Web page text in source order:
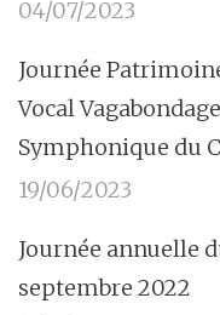
04/07/2023
Journée
Vocal
Symphonique du
19/06/2023
Journée annuelle
septembre 2022